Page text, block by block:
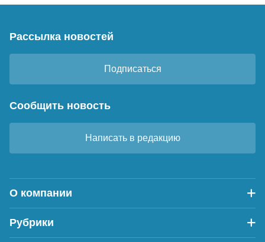
Рассылка новостей
Подписаться
Сообщить новость
Написать в редакцию
О компании
Рубрики